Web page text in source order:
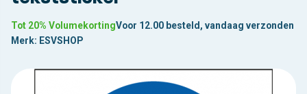
Tot 20% VolumekortingVoor 12.00 besteld, vandaag verzonden
Merk: ESVSHOP